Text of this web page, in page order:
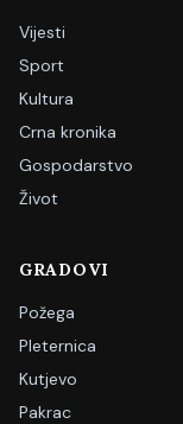
Vijesti
Sport
Kultura
Crna kronika
Gospodarstvo
Život
GRADOVI
Požega
Pleternica
Kutjevo
Pakrac